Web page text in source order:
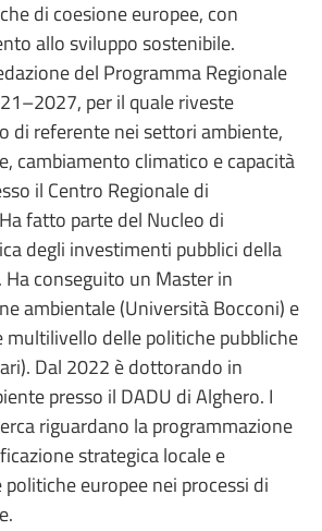
di coesione europee, con
allo sviluppo sostenibile.
del Programma Regionale
per il quale riveste
di referente nei settori ambiente,
cambiamento climatico e capacità
il Centro Regionale di
fatto parte del Nucleo di
degli investimenti pubblici della
Ha conseguito un Master in
ambientale (Università Bocconi) e
multilivello delle politiche pubbliche
Dal 2022 è dottorando in
presso il DADU di Alghero. I
riguardano la programmazione
strategica locale e
politiche europee nei processi di